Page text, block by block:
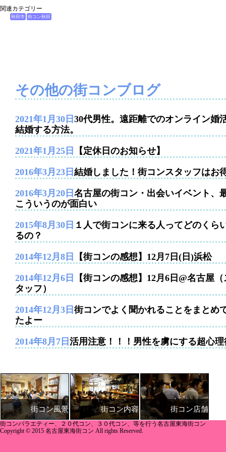
関連カテゴリー
秋田市 街コン秋田
その他の街コンブログ
2021年1月30日 30代男性。遠距離でのオンライン婚
結婚する方法。
2021年1月25日 【定休日のお知らせ】
2016年3月23日 結婚しました！街コンスタッフはお
2016年3月20日 名古屋の街コン・出会いイベント、
こういうのが面白い
2015年8月30日 １人で街コンに来る人ってどのくら
るの？
2014年12月8日 【街コンの感想】12月7日(日)浜松
2014年12月6日
【街コンの感想】12月6日@名古屋（
タッフ）
2014年12月3日 街コンでよく聞かれることをまとめ
たよー
2014年8月7日 活用注意！！！男性を虜にする超心理
街コン風景 街コン内容 街コン店舗
街コンバラエティー、２０代コン、３０代コン、等を行う名古屋東海街コン
Copyright © 2015 名古屋東海街コン All rights Reserved.